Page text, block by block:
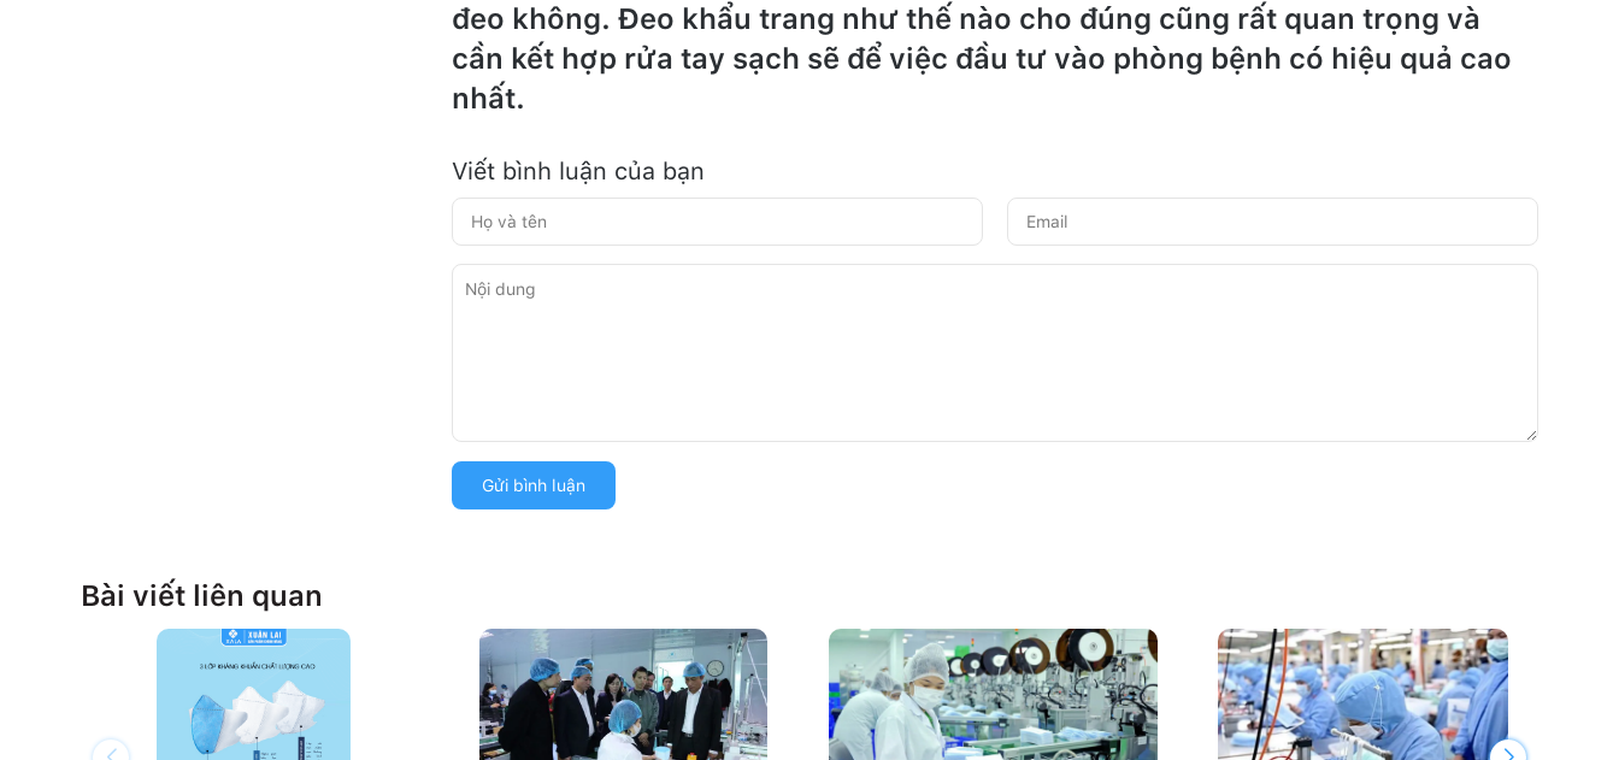
đeo không. Đeo khẩu trang như thế nào cho đúng cũng rất quan trọng và
cần kết hợp rửa tay sạch sẽ để việc đầu tư vào phòng bệnh có hiệu quả cao
nhất.
Viết bình luận của bạn
Gửi bình luận
Bài viết liên quan